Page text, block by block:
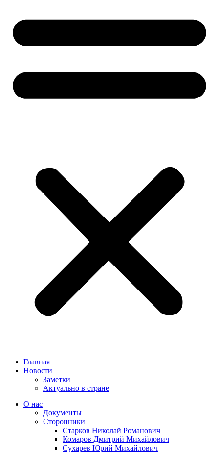
Главная
Новости
Заметки
Актуально в стране
О нас
Документы
Сторонники
Старков Николай Романович
Комаров Дмитрий Михайлович
Сухарев Юрий Михайлович